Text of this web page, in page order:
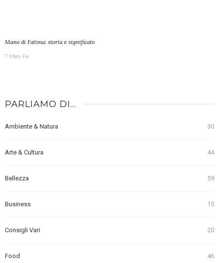
Mano di Fatima: storia e significato
7 Mesi Fa
PARLIAMO DI…
Ambiente & Natura 30
Arte & Cultura 44
Bellezza 59
Business 15
Consigli Vari 20
Food 46